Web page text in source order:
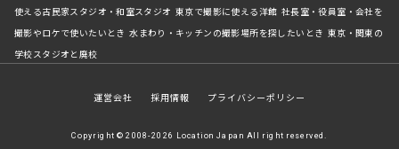
使える古民家スタジオ・和室スタジオ 東京で撮影に使える洋館 社長室・役員室・会社を
撮影やロケで使いたいとき 水まわり・キッチンの撮影場所を探したいとき 東京・関東の
学校スタジオと廃校
運営会社 採用情報 プライバシーポリシー
Copyright © 2008-2026 Location Japan All right reserved.